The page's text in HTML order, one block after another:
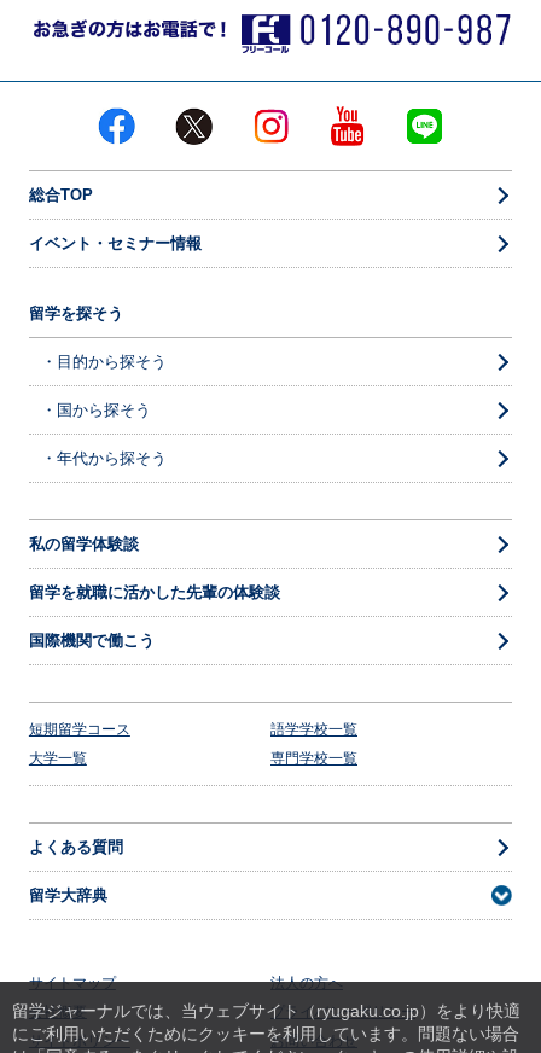
留学ジャーナルでは、当ウェブサイト（ryugaku.co.jp）をより快適
にご利用いただくためにクッキーを利用しています。
問題ない場合
総合TOP
イベント・セミナー情報
留学を探そう
・目的から探そう
・国から探そう
・年代から探そう
私の留学体験談
留学を就職に活かした先輩の体験談
国際機関で働こう
短期留学コース
語学学校一覧
大学一覧
専門学校一覧
よくある質問
留学大辞典
サイトマップ
法人の方へ
会社概要
プライバシーポリシー
サイトポリシー
お問い合わせ